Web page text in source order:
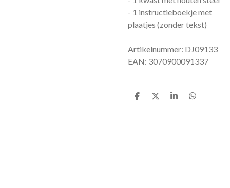
- 1 instructieboekje met
plaatjes (zonder tekst)
Artikelnummer: DJ09133
EAN: 3070900091337
D
D
S
D